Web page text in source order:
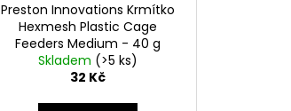
Preston Innovations Krmítko
Hexmesh Plastic Cage
Feeders Medium - 40 g
Skladem (>5 ks)
32 Kč